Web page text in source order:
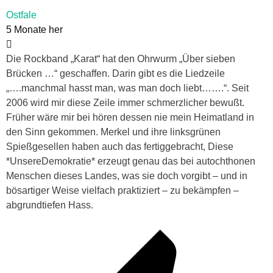
Ostfale
5 Monate her
Die Rockband „Karat“ hat den Ohrwurm „Über sieben
Brücken …“ geschaffen. Darin gibt es die Liedzeile
„….manchmal hasst man, was man doch liebt…….“. Seit
2006 wird mir diese Zeile immer schmerzlicher bewußt.
Früher wäre mir bei hören dessen nie mein Heimatland in
den Sinn gekommen. Merkel und ihre linksgrünen
Spießgesellen haben auch das fertiggebracht, Diese
*UnsereDemokratie* erzeugt genau das bei autochthonen
Menschen dieses Landes, was sie doch vorgibt – und in
bösartiger Weise vielfach praktiziert – zu bekämpfen –
abgrundtiefen Hass.